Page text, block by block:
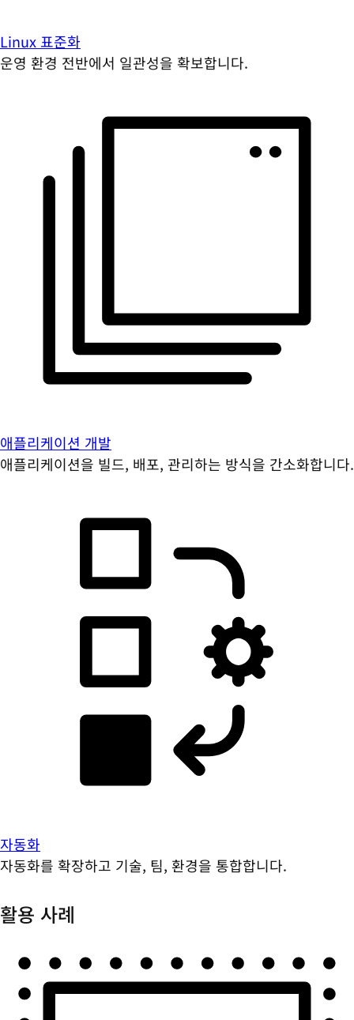
Linux 표준화
운영 환경 전반에서 일관성을 확보합니다.
애플리케이션 개발
애플리케이션을 빌드, 배포, 관리하는 방식을 간소화합니다.
자동화
자동화를 확장하고 기술, 팀, 환경을 통합합니다.
활용 사례